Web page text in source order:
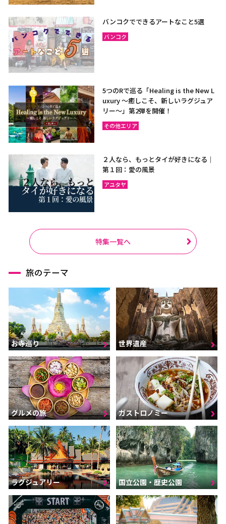
バンコクでできるアートなこと5選
バンコク
5つのRで巡る「Healing is the New L
uxury ～癒しこそ、新しいラグジュア
リー〜」第2弾を開催！
その他エリア
２人なら、もっとタイが好きになる｜
第１回：愛の風景
アユタヤ
特集一覧へ
旅のテーマ
お寺巡り 世界遺産
グルメの旅 ガストロノミー
ラグジュアリー 国立公園・歴史公園